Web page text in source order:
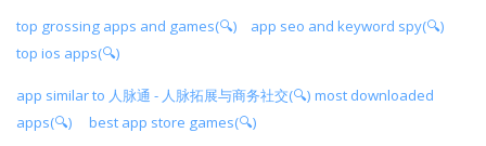
top grossing apps and games(🔍)
app seo and keyword spy(🔍)
top ios apps(🔍)
app similar to 人脉通 - 人脉拓展与商务社交(🔍) most downloaded
apps(🔍)
best app store games(🔍)